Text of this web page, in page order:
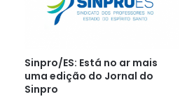
Sinpro/ES: Está no ar mais
uma edição do Jornal do
Sinpro